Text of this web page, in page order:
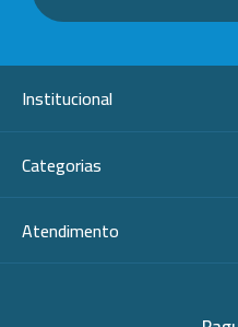
Institucional
Categorias
Atendimento